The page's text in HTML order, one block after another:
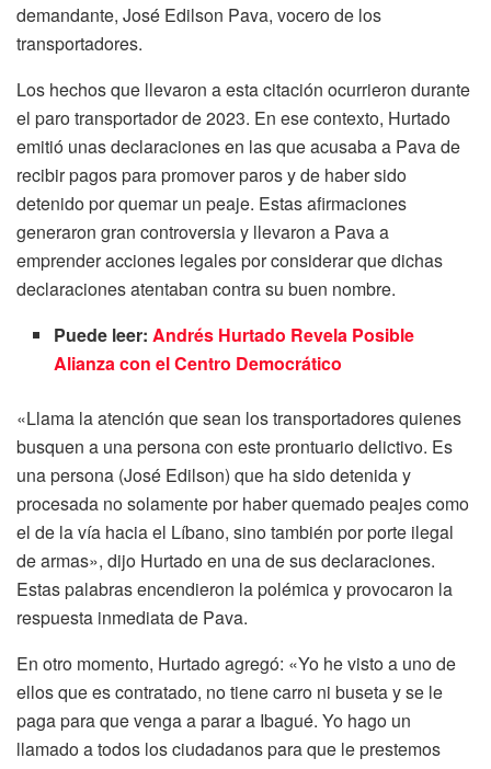
demandante, José Edilson Pava, vocero de los
transportadores.
Los hechos que llevaron a esta citación ocurrieron durante
el paro transportador de 2023. En ese contexto, Hurtado
emitió unas declaraciones en las que acusaba a Pava de
recibir pagos para promover paros y de haber sido
detenido por quemar un peaje. Estas afirmaciones
generaron gran controversia y llevaron a Pava a
emprender acciones legales por considerar que dichas
declaraciones atentaban contra su buen nombre.
Puede leer:Andrés Hurtado Revela Posible
Alianza con el Centro Democrático
«Llama la atención que sean los transportadores quienes
busquen a una persona con este prontuario delictivo. Es
una persona (José Edilson) que ha sido detenida y
procesada no solamente por haber quemado peajes como
el de la vía hacia el Líbano, sino también por porte ilegal
de armas», dijo Hurtado en una de sus declaraciones.
Estas palabras encendieron la polémica y provocaron la
respuesta inmediata de Pava.
En otro momento, Hurtado agregó: «Yo he visto a uno de
ellos que es contratado, no tiene carro ni buseta y se le
paga para que venga a parar a Ibagué. Yo hago un
llamado a todos los ciudadanos para que le prestemos